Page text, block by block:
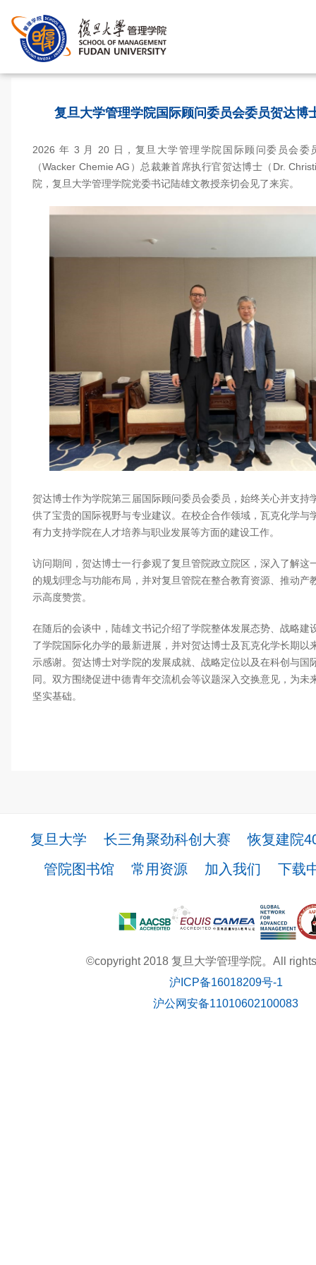
复旦大学管理学院国际顾问委员会委员贺达博
2026 年 3 月 20 日，复旦大学管理学院国际顾问委员会委
（Wacker Chemie AG）总裁兼首席执行官贺达博士（Dr.
院，复旦大学管理学院党委书记陆雄文教授亲切会见了来宾。
贺达博士作为学院第三届国际顾问委员会委员，始终关心并支持
供了宝贵的国际视野与专业建议。在校企合作领域，瓦克化学与
有力支持学院在人才培养与职业发展等方面的建设工作。
访问期间，贺达博士一行参观了复旦管院政立院区，深入了解这
的规划理念与功能布局，并对复旦管院在整合教育资源、推动产
示高度赞赏。
在随后的会谈中，陆雄文书记介绍了学院整体发展态势、战略建
了学院国际化办学的最新进展，并对贺达博士及瓦克化学长期以
示感谢。贺达博士对学院的发展成就、战略定位以及在科创与国
同。双方围绕促进中德青年交流机会等议题深入交换意见，为未
坚实基础。
复旦大学 长三角聚劲科创大赛
恢复建院
管院图书馆
常用资源 加入我们 下载
©copyright 2018 复旦大学管理学院。All
沪ICP备16018209号-1
沪公网安备11010602100083